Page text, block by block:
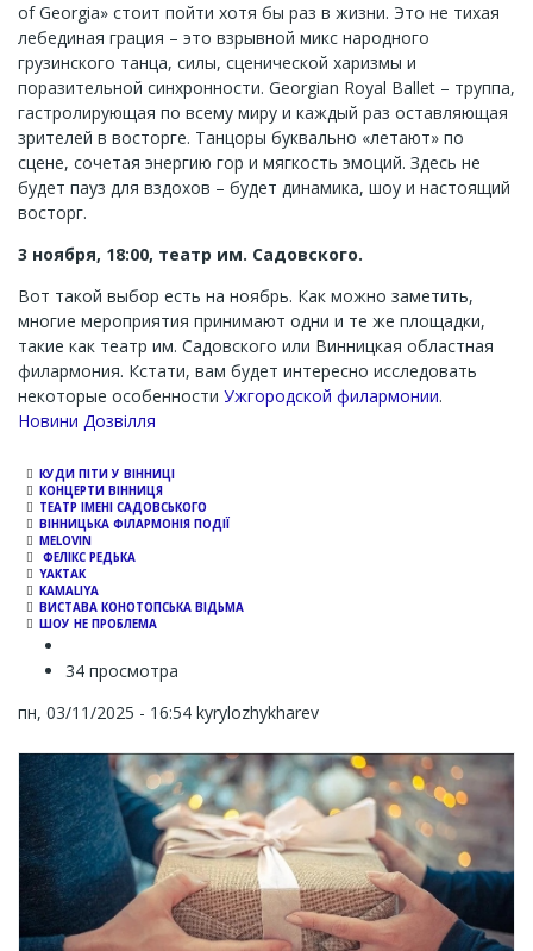
of Georgia» стоит пойти хотя бы раз в жизни. Это не тихая
лебединая грация – это взрывной микс народного
грузинского танца, силы, сценической харизмы и
поразительной синхронности. Georgian Royal Ballet – труппа,
гастролирующая по всему миру и каждый раз оставляющая
зрителей в восторге. Танцоры буквально «летают» по
сцене, сочетая энергию гор и мягкость эмоций. Здесь не
будет пауз для вздохов – будет динамика, шоу и настоящий
восторг.
3 ноября, 18:00, театр им. Садовского.
Вот такой выбор есть на ноябрь. Как можно заметить,
многие мероприятия принимают одни и те же площадки,
такие как театр им. Садовского или Винницкая областная
филармония. Кстати, вам будет интересно исследовать
некоторые особенности Ужгородской филармонии.
Channel
Новини Дозвілля
КУДИ ПІТИ У ВІННИЦІ
КОНЦЕРТИ ВІННИЦЯ
ТЕАТР ІМЕНІ САДОВСЬКОГО
ВІННИЦЬКА ФІЛАРМОНІЯ ПОДІЇ
MELOVIN
ФЕЛІКС РЕДЬКА
YAKTAK
KAMALIYA
ВИСТАВА КОНОТОПСЬКА ВІДЬМА
ШОУ НЕ ПРОБЛЕМА
34 просмотра
пн, 03/11/2025 - 16:54 kyrylozhykharev